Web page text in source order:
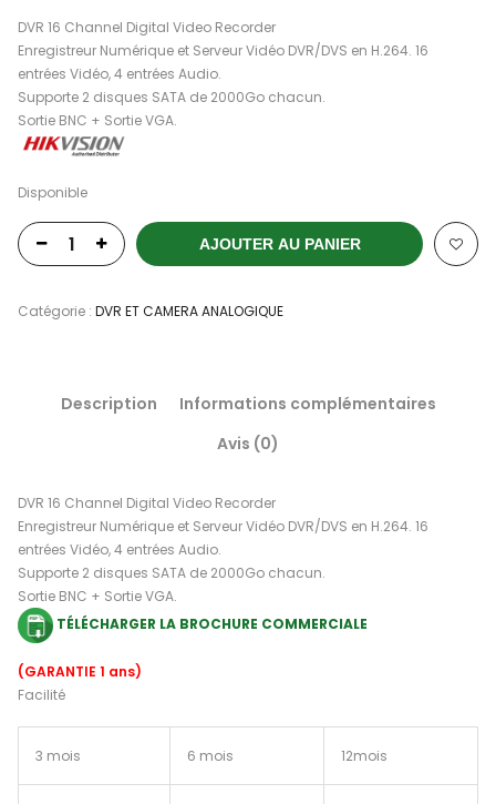
DVR 16 Channel Digital Video Recorder
Enregistreur Numérique et Serveur Vidéo DVR/DVS en H.264. 16
entrées Vidéo, 4 entrées Audio.
Supporte 2 disques SATA de 2000Go chacun.
Sortie BNC + Sortie VGA.
Disponible
AJOUTER AU PANIER
Catégorie : DVR ET CAMERA ANALOGIQUE
Description
Informations complémentaires
Avis (0)
DVR 16 Channel Digital Video Recorder
Enregistreur Numérique et Serveur Vidéo DVR/DVS en H.264. 16
entrées Vidéo, 4 entrées Audio.
Supporte 2 disques SATA de 2000Go chacun.
Sortie BNC + Sortie VGA.
TÉLÉCHARGER LA BROCHURE COMMERCIALE
(GARANTIE 1 ans)
Facilité
3 mois 6 mois 12mois